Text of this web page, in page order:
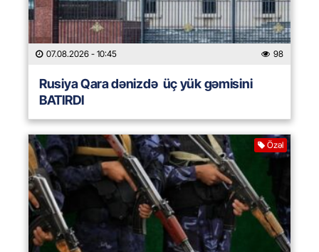
07.08.2026 - 10:45 98
Rusiya Qara dənizdə üç yük gəmisini
BATIRDI
Özəl